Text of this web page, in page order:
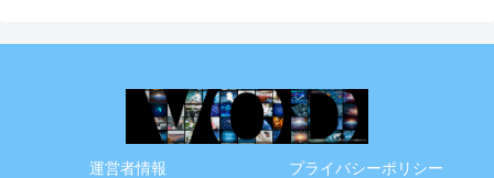
運営者情報
プライバシーポリシー